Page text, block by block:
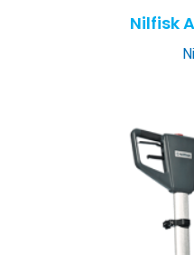
Nilfisk